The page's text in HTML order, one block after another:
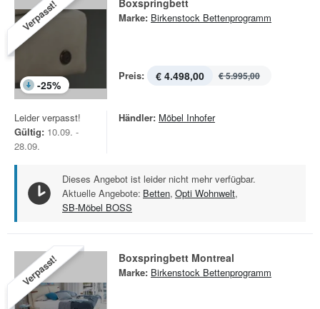
Verpasst!
-25%
Boxspringbett
Marke: Birkenstock Bettenprogramm
Preis: € 4.498,00 € 5.995,00
Leider verpasst!
Gültig: 10.09. -
28.09.
Händler: Möbel Inhofer
Dieses Angebot ist leider nicht mehr verfügbar.
Aktuelle Angebote: Betten, Opti Wohnwelt,
SB-Möbel BOSS
Verpasst! Boxspringbett Montreal
Marke: Birkenstock Bettenprogramm